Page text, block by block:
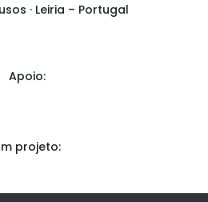
· Leiria – Portugal
Apoio:
projeto: